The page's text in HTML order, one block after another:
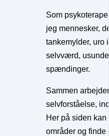
Som
jeg mennesker,
tankemylder, uro
selvværd,
spændinger.
Sammen
selvforståelse,
Her på siden
områder og